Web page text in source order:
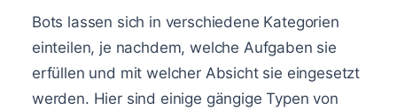
Bots lassen sich in verschiedene Kategorien
einteilen, je nachdem, welche Aufgaben sie
erfüllen und mit welcher Absicht sie eingesetzt
werden. Hier sind einige gängige Typen von